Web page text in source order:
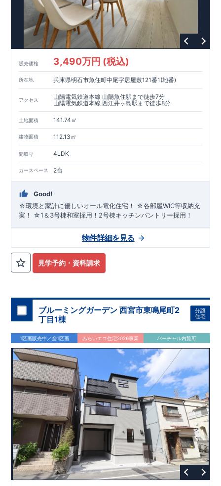
販売価格 3,490万円 (税込)
所在地 兵庫県明石市魚住町中尾字居屋敷121番1(地番)
アクセス
山陽電気鉄道本線 山陽魚住駅まで徒歩7分
山陽電気鉄道本線 西江井ヶ島駅まで徒歩8分
土地面積 141.74㎡
建物面積 112.13㎡
間取り 4LDK
カースペース 2台
Good!
☆環境と家計に優しいオール電化住宅！ ☆各部屋WIC等収納充
実！ ☆1＆3号棟和室採用！2号棟キッチンパントリー採用！
見学予約・資料請求
物件詳細を見る
ブルーミングガーデン 西宮市東鳴尾町2
丁目1棟
分譲
住宅
1区画販売中／全1区画 みらいエコ住宅2026事業 バーチャル内覧可